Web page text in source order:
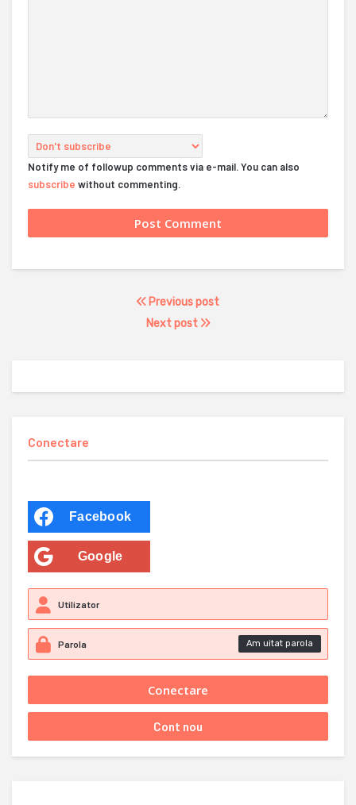
Notify me of followup comments via e-mail. You can also
subscribe without commenting.
Previous post
Next post
Conectare
Facebook
Google
Am uitat parola